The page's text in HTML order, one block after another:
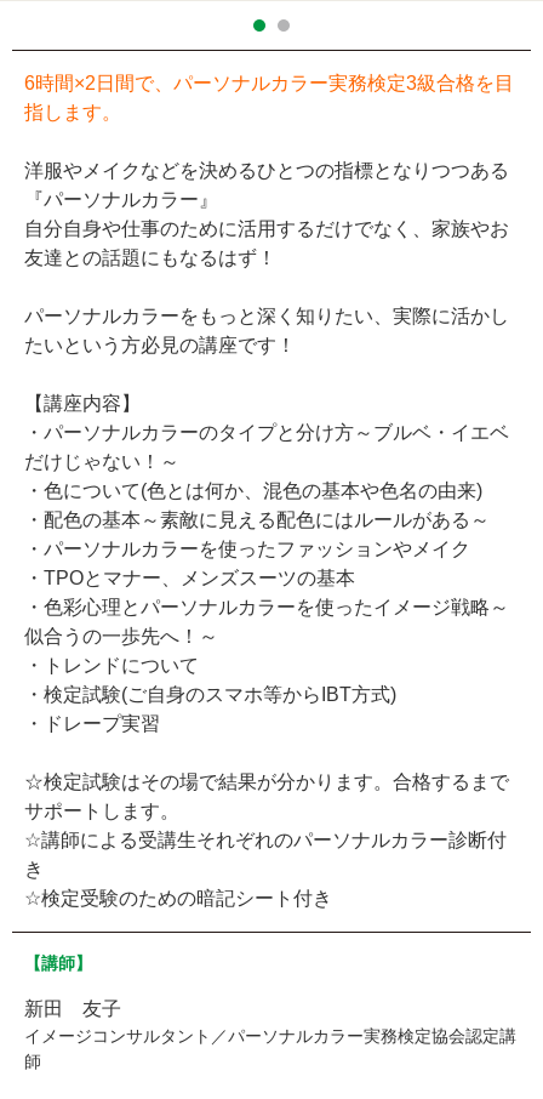
6時間×2日間で、パーソナルカラー実務検定3級合格を目
指します。
洋服やメイクなどを決めるひとつの指標となりつつある
『パーソナルカラー』
自分自身や仕事のために活用するだけでなく、家族やお
友達との話題にもなるはず！
パーソナルカラーをもっと深く知りたい、実際に活かし
たいという方必見の講座です！
【講座内容】
・パーソナルカラーのタイプと分け方～ブルベ・イエベ
だけじゃない！～
・色について(色とは何か、混色の基本や色名の由来)
・配色の基本～素敵に見える配色にはルールがある～
・パーソナルカラーを使ったファッションやメイク
・TPOとマナー、メンズスーツの基本
・色彩心理とパーソナルカラーを使ったイメージ戦略～
似合うの一歩先へ！～
・トレンドについて
・検定試験(ご自身のスマホ等からIBT方式)
・ドレープ実習
☆検定試験はその場で結果が分かります。合格するまで
サポートします。
☆講師による受講生それぞれのパーソナルカラー診断付
き
☆検定受験のための暗記シート付き
【講師】
新田 友子
イメージコンサルタント／パーソナルカラー実務検定協会認定講
師